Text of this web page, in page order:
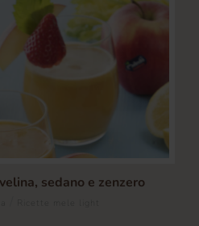
sedano e zenzero